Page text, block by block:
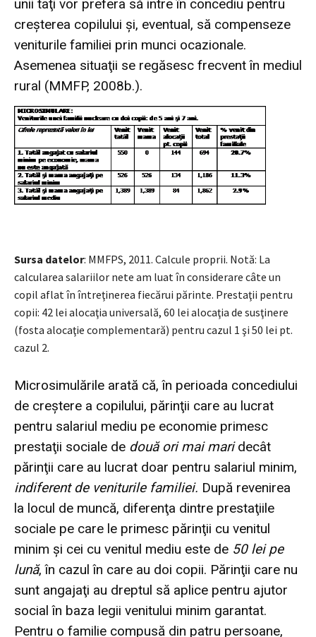
unii taţi vor prefera să intre în concediu pentru
creşterea copilului şi, eventual, să compenseze
veniturile familiei prin munci ocazionale.
Asemenea situaţii se regăsesc frecvent în mediul
rural (MMFP, 2008b.).
Sursa datelor: MMFPS, 2011. Calcule proprii. Notă: La
calcularea salariilor nete am luat în considerare câte un
copil aflat în întreţinerea fiecărui părinte. Prestaţii pentru
copii: 42 lei alocaţia universală, 60 lei alocaţia de susţinere
(fosta alocaţie complementară) pentru cazul 1 şi 50 lei pt.
cazul 2.
Microsimulările arată că, în perioada concediului
de creştere a copilului, părinţii care au lucrat
pentru salariul mediu pe economie primesc
prestaţii sociale de două ori mai maridecât
părinţii care au lucrat doar pentru salariul minim,
indiferent de veniturile familiei. După revenirea
la locul de muncă, diferenţa dintre prestaţiile
sociale pe care le primesc părinţii cu venitul
minim şi cei cu venitul mediu este de 50 lei pe
lună, în cazul în care au doi copii. Părinţii care nu
sunt angajaţi au dreptul să aplice pentru ajutor
social în baza legii venitului minim garantat.
Pentru o familie compusă din patru persoane,